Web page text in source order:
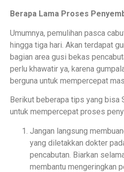
Berapa Lama Proses
Umumnya, pemulihan pasca
hingga tiga hari. Akan terdapat
bagian area gusi bekas
perlu khawatir ya, karena
berguna untuk mempercepat
Berikut beberapa tips yang bisa
untuk mempercepat proses
Jangan langsung
yang diletakkan dokter
pencabutan. Biarkan
membantu mengeringkan